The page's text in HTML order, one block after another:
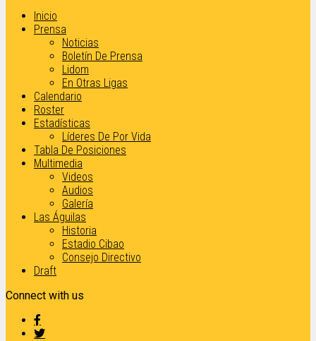
Inicio
Prensa
Noticias
Boletín De Prensa
Lidom
En Otras Ligas
Calendario
Roster
Estadísticas
Líderes De Por Vida
Tabla De Posiciones
Multimedia
Videos
Audios
Galería
Las Águilas
Historia
Estadio Cibao
Consejo Directivo
Draft
Connect with us